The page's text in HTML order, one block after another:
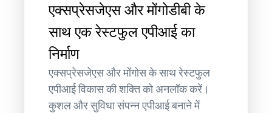
एक्सप्रेसजेएस और मोंगोडीबी के
साथ एक रेस्टफुल एपीआई का
निर्माण
एक्सप्रेसजेएस और मोंगोस के साथ रेस्टफुल
एपीआई विकास की शक्ति को अनलॉक करें।
कुशल और सुविधा संपन्न एपीआई बनाने में